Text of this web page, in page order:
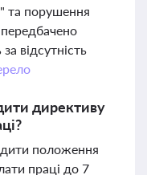
та порушення
відсутність
директиву
положення
праці до 7